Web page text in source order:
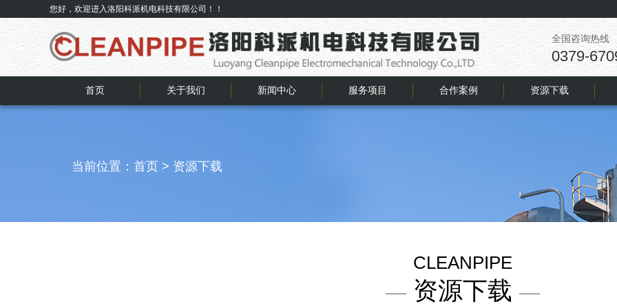
您好，欢迎进入洛阳科派机电科技有限公司！！
全国咨询热线
0379-
首页 关于我们 新闻中心 服务项目 合作案例 资源下载
当前位置： 首页 > 资源下载
CLEANPIPE
资源下载